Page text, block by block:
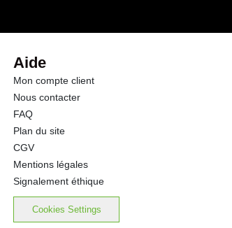
Aide
Mon compte client
Nous contacter
FAQ
Plan du site
CGV
Mentions légales
Signalement éthique
Cookies Settings